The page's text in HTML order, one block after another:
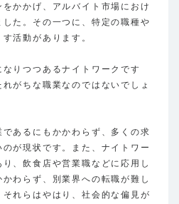
かかげ、アルバイト市場におけ
た。その一つに、特定の職種や
活動があります。
りつつあるナイトワークです
がちな職業なのではないでしょ
あるにもかかわらず、多くの求
が現状です。また、ナイトワー
、飲食店や営業職などに応用し
わらず、別業界への転職が難し
れらはやはり、社会的な偏見が